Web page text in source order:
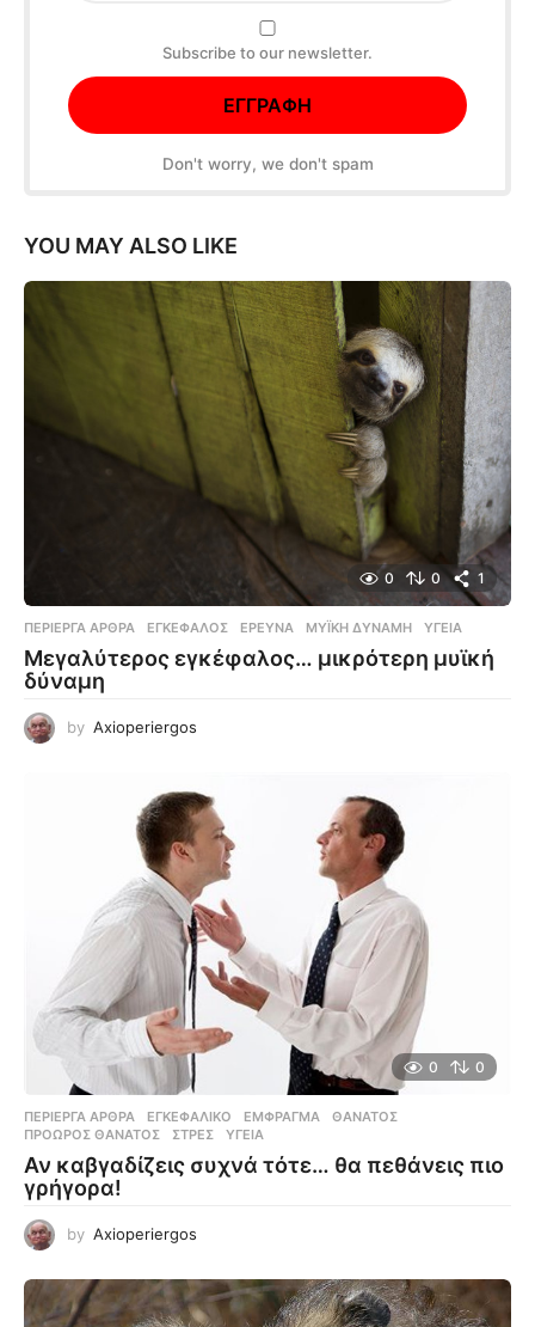
Subscribe to our newsletter.
Don't worry, we don't spam
YOU MAY ALSO LIKE
0 0 1
ΠΕΡΊΕΡΓΑ ΆΡΘΡΑ ΕΓΚΈΦΑΛΟΣ ,ΈΡΕΥΝΑ ,ΜΥΪΚΉ ΔΎΝΑΜΗ ,ΥΓΕΊΑ
Μεγαλύτερος εγκέφαλος… μικρότερη μυϊκή
δύναμη
by Axioperiergos
0 0
ΠΕΡΊΕΡΓΑ ΆΡΘΡΑ ΕΓΚΕΦΑΛΙΚΌ ,ΈΜΦΡΑΓΜΑ ,ΘΆΝΑΤΟΣ
ΠΡΌΩΡΟΣ ΘΆΝΑΤΟΣ
,ΣΤΡΕΣ ,ΥΓΕΊΑ
Αν καβγαδίζεις συχνά τότε… θα πεθάνεις πιο
γρήγορα!
by Axioperiergos